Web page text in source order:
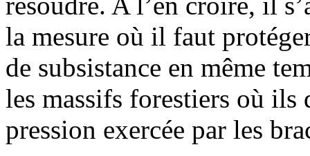
la mesure où il faut
de subsistance en même
les massifs forestiers où ils
pression exercée par les